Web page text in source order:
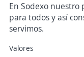
En Sodexo nuestro
para todos y así
servimos.
Valores